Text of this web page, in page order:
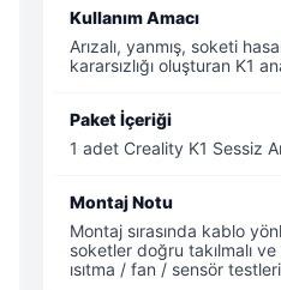
Kullanım Amacı
Arızalı, yanmış, soketi
kararsızlığı oluşturan K1
Paket İçeriği
1 adet Creality K1 Sessiz
Montaj Notu
Montaj sırasında kablo
soketler doğru takılmalı
ısıtma / fan / sensör testleri